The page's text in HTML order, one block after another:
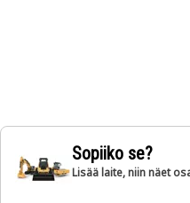
Sopiiko se?
Lisää laite, niin näet